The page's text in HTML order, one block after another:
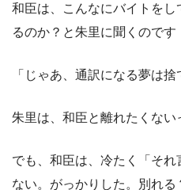
和臣は、こんなにバイトを
るのか？と朱里に聞くのです
「じゃあ、通訳になる夢は
朱里は、和臣と離れたくない
でも、和臣は、冷たく「それ
ない。がっかりした。別れる